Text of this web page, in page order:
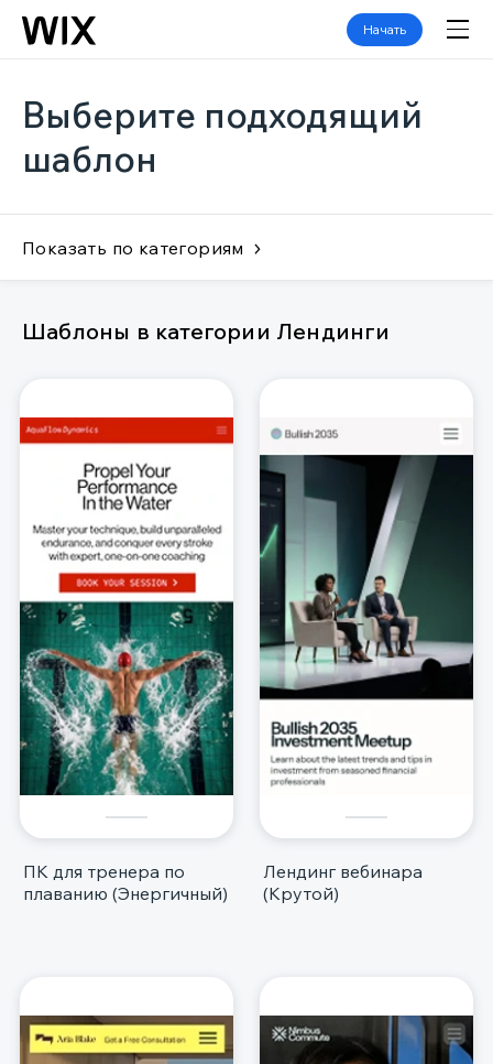
Начать
Выберите подходящий
шаблон
Показать по категориям
Шаблоны в категории Лендинги
ПК для тренера по
плаванию (Энергичный)
Лендинг вебинара
(Крутой)